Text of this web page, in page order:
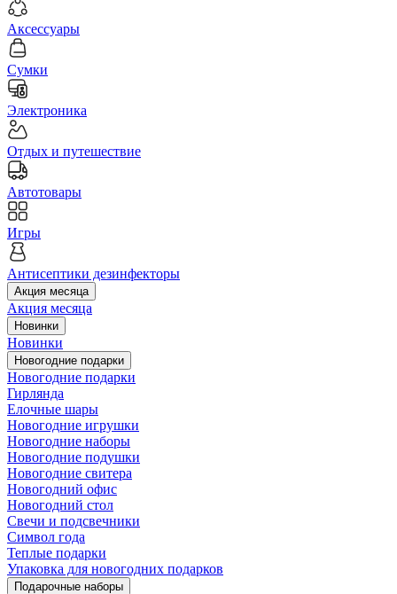
Аксессуары
Сумки
Электроника
Отдых и путешествие
Автотовары
Игры
Антисептики дезинфекторы
Акция месяца
Акция месяца
Новинки
Новинки
Новогодние подарки
Новогодние подарки
Гирлянда
Елочные шары
Новогодние игрушки
Новогодние наборы
Новогодние подушки
Новогодние свитера
Новогодний офис
Новогодний стол
Свечи и подсвечники
Символ года
Теплые подарки
Упаковка для новогодних подарков
Подарочные наборы